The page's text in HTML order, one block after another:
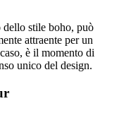
dello stile boho, può
attraente per un
è il momento di
unico del design.